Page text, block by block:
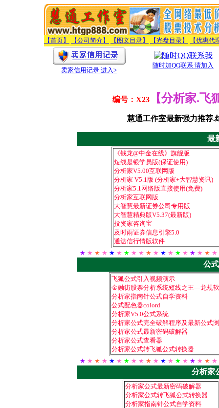
【首页】 【公司简介】 【图文目录】 【光盘目录】 【优惠代
卖家信用记录.进入>
随时加QQ联系 请加入
编号：X23 【分析家.飞
慧通工作室最新强力推荐.
最
《钱龙@中金在线》旗舰版
短线是银学员版(保证使用)
分析家V5.00互联网版
分析家 V5.1版 (分析家+大智慧资讯)
分析家5.1网络版直接使用(免费)
分析家互联网版
大智慧最新证券公司专用版
大智慧精典版V5.37(最新版)
投资家咨询宝
及时雨证券信息引擎5.0
通达信行情版软件
★ ★ ★ ★ ★ ★ ★ ★ ★ ★ ★ ★ ★ ★ ★ ★ ★ ★ ★
公
飞狐公式引入视频演示
金融街股票分析系统短线之王—龙规
分析家指南针公式自学资料
公式配色器colord
分析家V5.0公式系统
分析家公式完全破解程序及最新公式
分析家公式最新密码破解器
分析家公式查看器
分析家公式转飞狐公式转换器
★ ★ ★ ★ ★ ★ ★ ★ ★ ★ ★ ★ ★ ★ ★ ★ ★ ★ ★
分析家
分析家公式最新密码破解器
分析家公式转飞狐公式转换器
分析家指南针公式自学资料